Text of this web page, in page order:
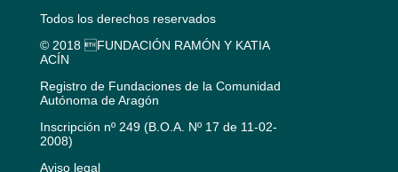
Todos los derechos reservados
© 2018 FUNDACIÓN RAMÓN Y KATIA
ACÍN
Registro de Fundaciones de la Comunidad
Autónoma de Aragón
Inscripción nº 249 (B.O.A. Nº 17 de 11-02-
2008)
Aviso legal